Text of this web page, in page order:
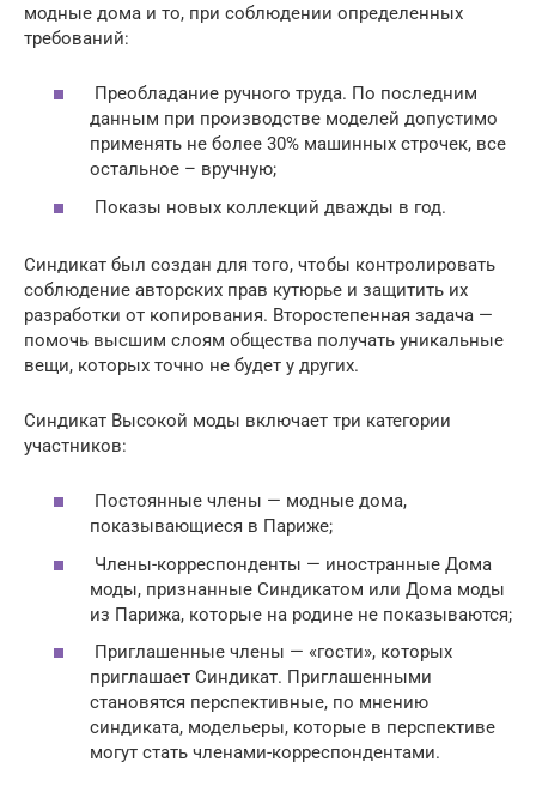
модные дома и то, при соблюдении определенных
требований:
Преобладание ручного труда. По последним
данным при производстве моделей допустимо
применять не более 30% машинных строчек, все
остальное – вручную;
Показы новых коллекций дважды в год.
Синдикат был создан для того, чтобы контролировать
соблюдение авторских прав кутюрье и защитить их
разработки от копирования. Второстепенная задача —
помочь высшим слоям общества получать уникальные
вещи, которых точно не будет у других.
Синдикат Высокой моды включает три категории
участников:
Постоянные члены — модные дома,
показывающиеся в Париже;
Члены-корреспонденты — иностранные Дома
моды, признанные Синдикатом или Дома моды
из Парижа, которые на родине не показываются;
Приглашенные члены — «гости», которых
приглашает Синдикат. Приглашенными
становятся перспективные, по мнению
синдиката, модельеры, которые в перспективе
могут стать членами-корреспондентами.